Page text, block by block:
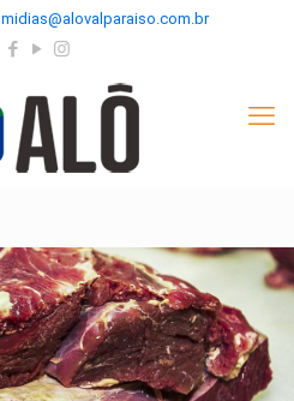
midias@alovalparaiso.com.br